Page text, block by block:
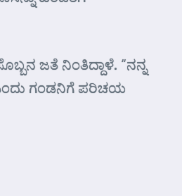
ಜತೆ ನಿಂತಿದ್ದಾಳೆ. “ನನ್ನ
ಎಂದು ಗಂಡನಿಗೆ ಪರಿಚಯ